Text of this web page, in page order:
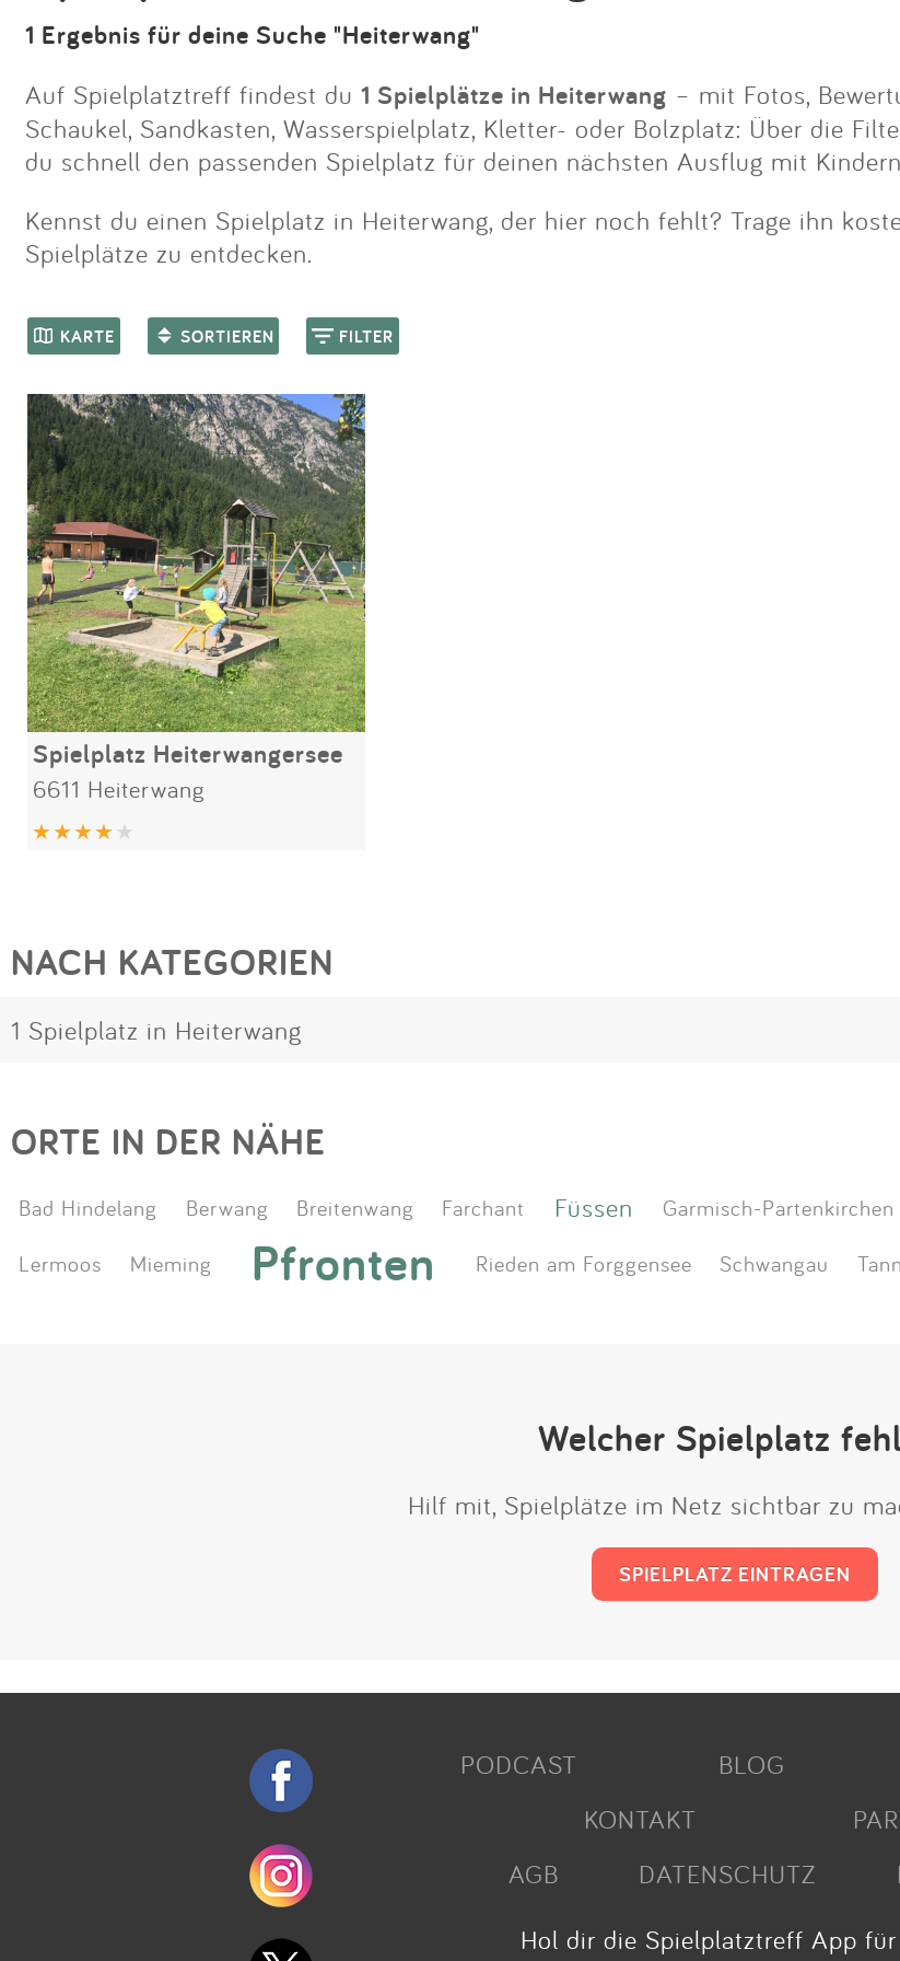
Anmelden
1 Ergebnis für deine Suche "Heiterwang"
Auf Spielplatztreff findest du 1 Spielplätze in Heiterwang – mit Fotos,
Schaukel, Sandkasten, Wasserspielplatz, Kletter- oder Bolzplatz: Über die
du schnell den passenden Spielplatz für deinen nächsten Ausflug mit
Kennst du einen Spielplatz in Heiterwang, der hier noch fehlt? Trage ihn
Spielplätze zu entdecken.
KARTE SORTIEREN FILTER
Spielplatz Heiterwangersee
6611 Heiterwang
NACH KATEGORIEN
1 Spielplatz in Heiterwang
ORTE IN DER NÄHE
Bad Hindelang Berwang Breitenwang Farchant Füssen Garmisch-Partenkirchen
Lermoos
Mieming Pfronten Rieden am Forggensee Schwangau
Welcher Spielplatz
Hilf mit, Spielplätze im Netz sichtbar zu
SPIELPLATZ EINTRAGEN
PODCAST BLOG
KONTAKT
AGB
DATENSCHUTZ
Hol dir die Spielplatztreff App für